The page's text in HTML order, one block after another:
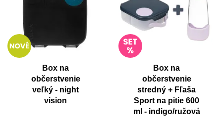
Box na
občerstvenie
veľký - night
vision
Box na
občerstvenie
stredný + Fľaša
Sport na pitie 600
ml - indigo/ružová